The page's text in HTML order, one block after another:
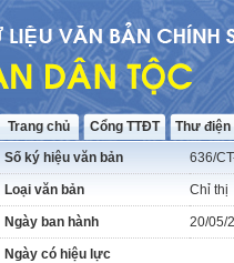
Trang chủ Cổng TTĐT Thư
Số ký hiệu văn bản 636/
Loại văn bản Chỉ thị
Ngày ban hành 20/05/
Ngày có hiệu lực